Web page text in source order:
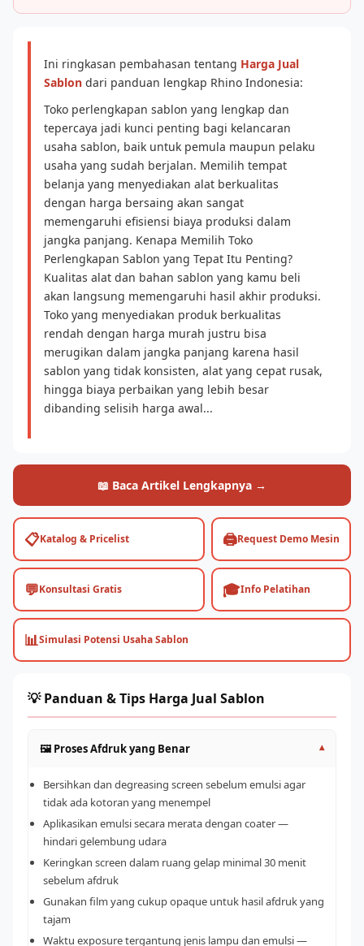
Ini ringkasan pembahasan tentang Harga Jual
Sablon dari panduan lengkap Rhino Indonesia:
Toko perlengkapan sablon yang lengkap dan
tepercaya jadi kunci penting bagi kelancaran
usaha sablon, baik untuk pemula maupun pelaku
usaha yang sudah berjalan. Memilih tempat
belanja yang menyediakan alat berkualitas
dengan harga bersaing akan sangat
memengaruhi efisiensi biaya produksi dalam
jangka panjang. Kenapa Memilih Toko
Perlengkapan Sablon yang Tepat Itu Penting?
Kualitas alat dan bahan sablon yang kamu beli
akan langsung memengaruhi hasil akhir produksi.
Toko yang menyediakan produk berkualitas
rendah dengan harga murah justru bisa
merugikan dalam jangka panjang karena hasil
sablon yang tidak konsisten, alat yang cepat rusak,
hingga biaya perbaikan yang lebih besar
dibanding selisih harga awal...
📖 Baca Artikel Lengkapnya →
📋Katalog & Pricelist 🖨️Request Demo Mesin
💬Konsultasi Gratis 🎓Info Pelatihan
📊Simulasi Potensi Usaha Sablon
💡 Panduan & Tips Harga Jual Sablon
🖼️ Proses Afdruk yang Benar ▾
Bersihkan dan degreasing screen sebelum emulsi agar
tidak ada kotoran yang menempel
Aplikasikan emulsi secara merata dengan coater —
hindari gelembung udara
Keringkan screen dalam ruang gelap minimal 30 menit
sebelum afdruk
Gunakan film yang cukup opaque untuk hasil afdruk yang
tajam
Waktu exposure tergantung jenis lampu dan emulsi —